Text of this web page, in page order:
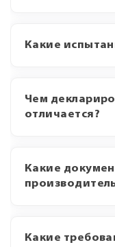
Какие
Чем
отличается?
Какие
Какие